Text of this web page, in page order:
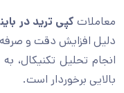
معاملات کپی ترید در
دلیل افزایش دقت و صرفه
انجام تحلیل تکنیکال،
بالایی برخوردار است.